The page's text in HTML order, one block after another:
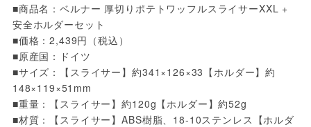
■商品名：ベルナー 厚切りポテトワッフルスライサーXXL +
安全ホルダーセット
■価格：2,439円（税込）
■原産国：ドイツ
■サイズ：【スライサー】約341×126×33【ホルダー】約
148×119×51mm
■重量：【スライサー】約120g【ホルダー】約52g
■材質：【スライサー】ABS樹脂、18-10ステンレス【ホルダ